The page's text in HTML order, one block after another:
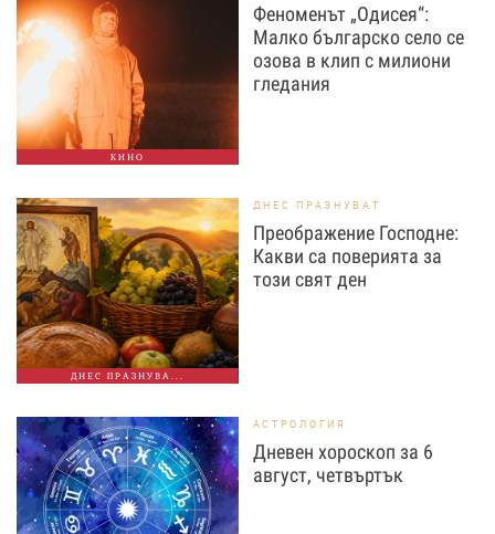
КИНО
Феноменът „Одисея“:
Малко българско село се
озова в клип с милиони
гледания
ДНЕС ПРАЗНУВА...
ДНЕС ПРАЗНУВАТ
Преображение Господне:
Какви са поверията за
този свят ден
АСТРОЛОГИЯ
Дневен хороскоп за 6
август, четвъртък